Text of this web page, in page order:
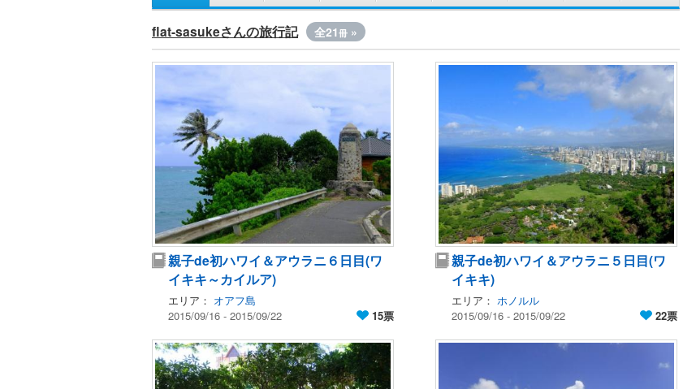
flat-sasukeさんの旅行記 全21冊 »
親子de初ハワイ＆アウラニ６日目(ワ
イキキ～カイルア)
エリア： オアフ島
2015/09/16 - 2015/09/22
15票
親子de初ハワイ＆アウラニ５日目(ワ
イキキ)
エリア： ホノルル
2015/09/16 - 2015/09/22
22票